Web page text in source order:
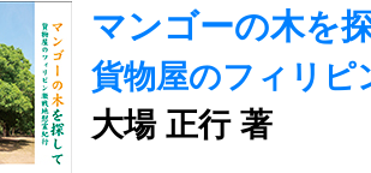
マンゴーの木を
貨物屋のフィリピ
大場 正行 著